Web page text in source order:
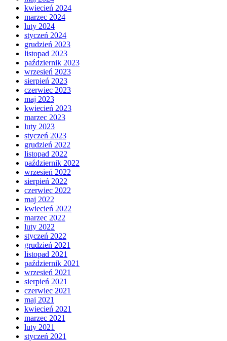
kwiecień 2024
marzec 2024
luty 2024
styczeń 2024
grudzień 2023
listopad 2023
październik 2023
wrzesień 2023
sierpień 2023
czerwiec 2023
maj 2023
kwiecień 2023
marzec 2023
luty 2023
styczeń 2023
grudzień 2022
listopad 2022
październik 2022
wrzesień 2022
sierpień 2022
czerwiec 2022
maj 2022
kwiecień 2022
marzec 2022
luty 2022
styczeń 2022
grudzień 2021
listopad 2021
październik 2021
wrzesień 2021
sierpień 2021
czerwiec 2021
maj 2021
kwiecień 2021
marzec 2021
luty 2021
styczeń 2021